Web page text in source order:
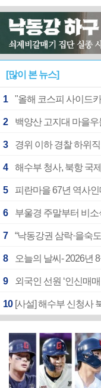
[많이 본 뉴스]
1 "올해 코스피 사이드
2 백양산 고지대 마을
3 경위 이하 경찰 하위
4 해수부 청사, 북항 국
5 피란마을 67년 역사
6 부울경 주말부터 비
7 “낙동강권 삼락·을숙
8 오늘의 날씨- 2026년
9 외국인 선원 ‘인신매
10 [사설] 해수부 신청사